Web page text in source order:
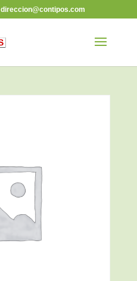
direccion@contipos.com